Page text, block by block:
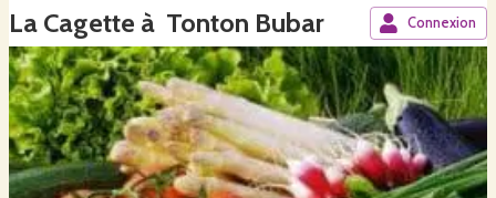
La Cagette à Tonton Bubar Connexion